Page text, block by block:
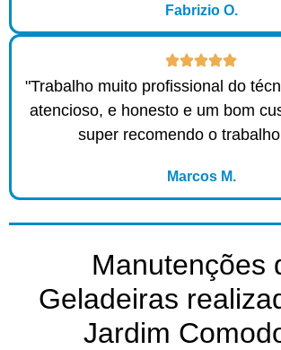
Fabrizio O.
"Trabalho muito profissional do
atencioso, e honesto e um bom
super recomendo o
Marcos M.
Manutenções
Geladeiras
Jardim